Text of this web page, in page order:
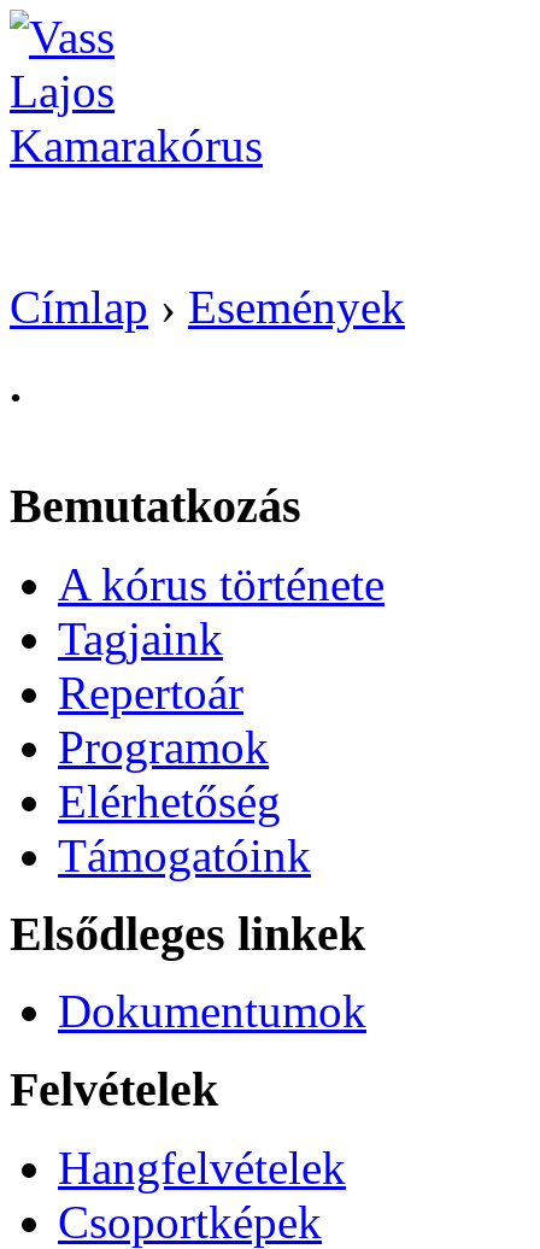
Címlap › Események
.
Bemutatkozás
A kórus története
Tagjaink
Repertoár
Programok
Elérhetőség
Támogatóink
Elsődleges linkek
Dokumentumok
Felvételek
Hangfelvételek
Csoportképek